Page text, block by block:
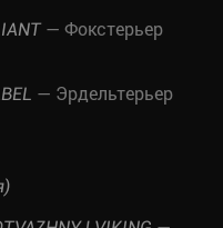
— Фокстерьер
— Эрдельтерьер